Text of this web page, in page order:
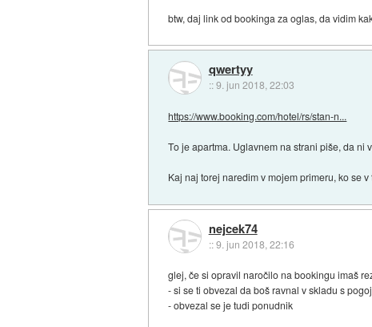
btw, daj link od bookinga za oglas, da vidim
qwertyy
::9. jun 2018, 22:03
https://www.booking.com/hotel/rs/stan-n...
To je apartma. Uglavnem na strani piše, da
Kaj naj torej naredim v mojem primeru, ko se
nejcek74
::9. jun 2018, 22:16
glej, če si opravil naročilo na bookingu imaš
- si se ti obvezal da boš ravnal v skladu s
- obvezal se je tudi ponudnik